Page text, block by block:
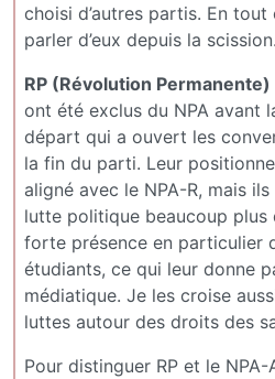
choisi d’autres partis. En tout
parler d’eux depuis la scission.
RP (Révolution Permanente)
ont été exclus du NPA avant
départ qui a ouvert les
la fin du parti. Leur
aligné avec le NPA-R, mais
lutte politique beaucoup plus
forte présence en particulier
étudiants, ce qui leur donne
médiatique. Je les croise
luttes autour des droits des
Pour distinguer RP et le